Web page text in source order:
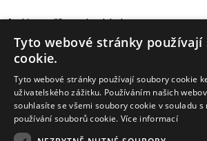
Archiv staršího webu Jaboku
Tyto webové stránky používají
cookie.
Tyto webové stránky používají soubory cookie
uživatelského zážitku. Používáním našich
souhlasíte se všemi soubory cookie v souladu s
používání souborů cookie. Více informací